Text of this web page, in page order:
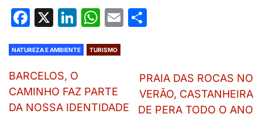
Facebook
X LinkedIn
WhatsApp
Email
NATUREZA E AMBIENTE TURISMO
BARCELOS, O
CAMINHO FAZ PARTE
DA NOSSA IDENTIDADE
PRAIA DAS ROCAS NO
VERÃO, CASTANHEIRA
DE PERA TODO O ANO